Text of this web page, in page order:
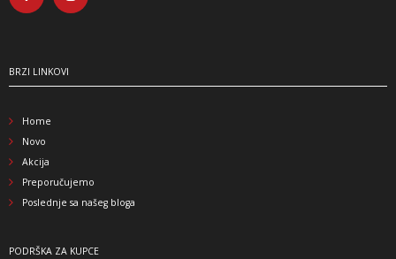
BRZI LINKOVI
Home
Novo
Akcija
Preporučujemo
Poslednje sa našeg bloga
PODRŠKA ZA KUPCE